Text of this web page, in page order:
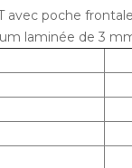
avec poche
laminée de 3